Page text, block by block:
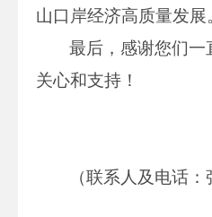
山口岸经济高质量发展
最后，感谢您们一
关心和支持！
（联系人及电话：